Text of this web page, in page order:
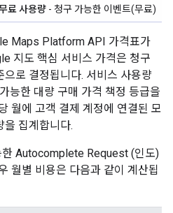
료 사용량 - 청구 가능한 이벤트(무료)
Maps Platform API 가격표가
지도 핵심 서비스 가격은 청구
로 결정됩니다. 서비스 사용량
능한 대량 구매 가격 책정 등급을
월에 고객 결제 계정에 연결된 모
을 집계합니다.
한 Autocomplete Request (인도)
월별 비용은 다음과 같이 계산됩